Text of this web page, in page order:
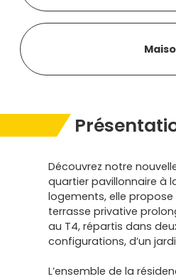
Découvrez notre
quartier pavillonnaire à
logements, elle
terrasse privative
au T4, répartis dans
configurations, d’un
L’ensemble de la